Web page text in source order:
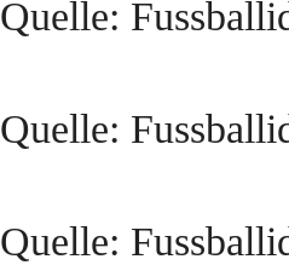
Quelle:
Quelle:
Quelle: